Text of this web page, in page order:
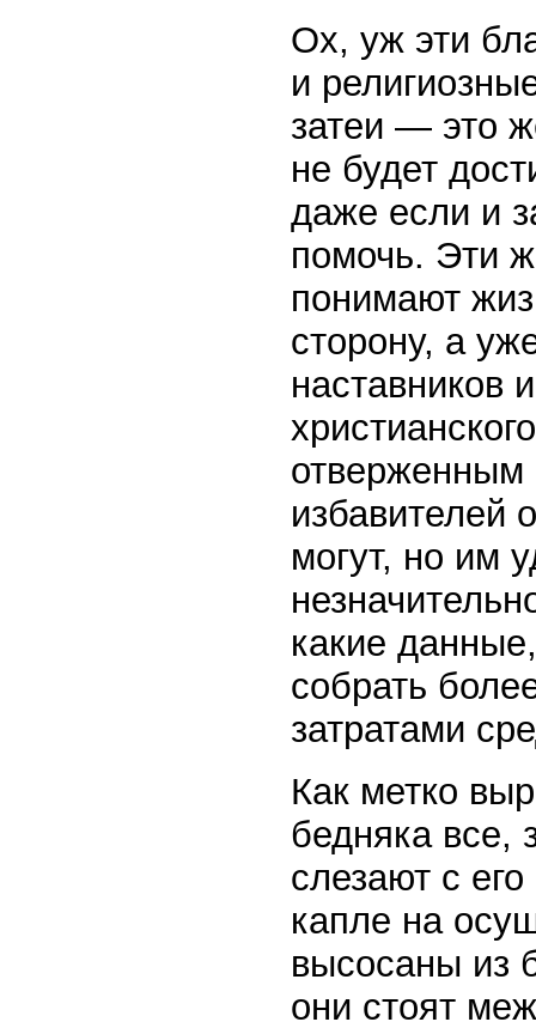
Ох, уж эти
и
затеи — это
не будет
даже если и
помочь. Эти
понимают
сторону, а
наставников
избавителей
могут, но им
какие
собрать
затратами
Как метко
бедняка все,
слезают с
капле на
высосаны из
они стоят